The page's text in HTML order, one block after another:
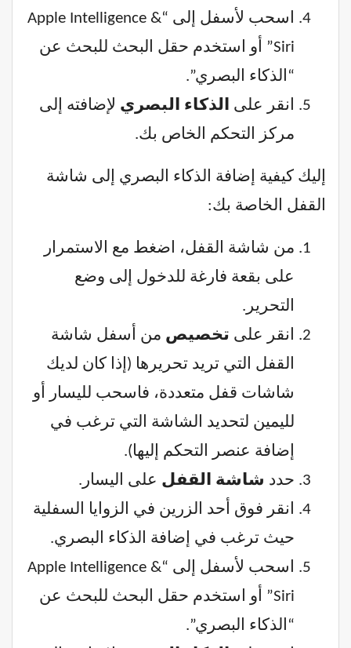
اسحب لأسفل إلى “Apple Intelligence &
Siri” أو استخدم حقل البحث للبحث عن
“الذكاء البصري”.
انقر على
الذكاء البصري لإضافته إلى
مركز التحكم الخاص بك.
إليك كيفية إضافة الذكاء البصري إلى شاشة
القفل الخاصة بك:
من شاشة القفل، اضغط مع الاستمرار
على بقعة فارغة للدخول إلى وضع
التحرير.
انقر على تخصيص من أسفل شاشة
القفل التي تريد تحريرها (إذا كان لديك
شاشات قفل متعددة، فاسحب لليسار أو
لليمين لتحديد الشاشة التي ترغب في
إضافة عنصر التحكم إليها).
حدد شاشة القفل على اليسار.
انقر فوق أحد الزرين في الزوايا السفلية
حيث ترغب في إضافة الذكاء البصري.
اسحب لأسفل إلى “Apple Intelligence &
Siri” أو استخدم حقل البحث للبحث عن
“الذكاء البصري”.